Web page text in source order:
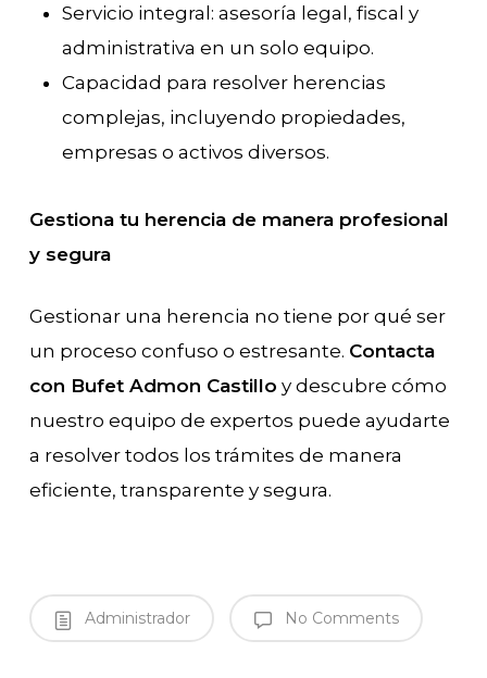
Servicio integral: asesoría legal, fiscal y
administrativa en un solo equipo.
Capacidad para resolver herencias
complejas, incluyendo propiedades,
empresas o activos diversos.
Gestiona tu herencia de manera profesional
y segura
Gestionar una herencia no tiene por qué ser
un proceso confuso o estresante. Contacta
con Bufet Admon Castillo y descubre cómo
nuestro equipo de expertos puede ayudarte
a resolver todos los trámites de manera
eficiente, transparente y segura.
Administrador No Comments